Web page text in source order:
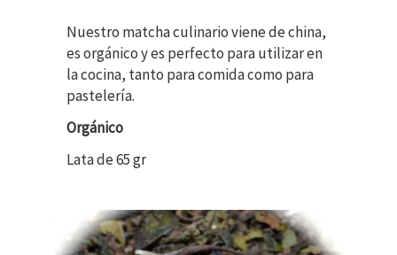
Nuestro matcha culinario viene de china,
es orgánico y es perfecto para utilizar en
la cocina, tanto para comida como para
pastelería.
Orgánico
Lata de 65 gr